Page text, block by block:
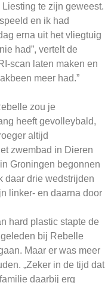
te zijn geweest.
en ik had
erna uit het vliegtuig
had”, vertelt de
scan laten maken en
meer had.”
zou je
heeft gevolleybald,
altijd
zwembad in Dieren
Groningen begonnen
daar drie wedstrijden
linker- en daarna door
hard plastic stapte de
bij Rebelle
Maar er was meer
„Zeker in de tijd dat
daarbij erg